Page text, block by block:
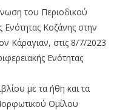
του Περιοδικού
Ενότητας Κοζάνης στην
Κάραγιαν, στις 8/7/2023
Ενότητας
με τα ήθη και τα
Ομίλου